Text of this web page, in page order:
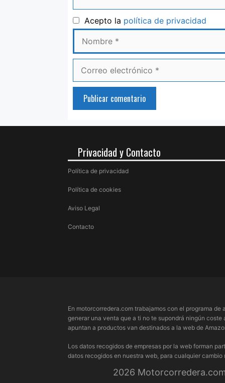
Acepto la política de privacidad
electrónico
Privacidad y Contacto
Política de privacidad
Política de cookies
Aviso Legal
Contacto
En motorcorredera.com trabajamos con el programa
generar una venta que a ti no te supondrá ningún
apuntan a productos van destinados a la web de
Los datos recogidos de empresas por la web forman
datos recogidos en nuestra web, para cualquier cambio
2026